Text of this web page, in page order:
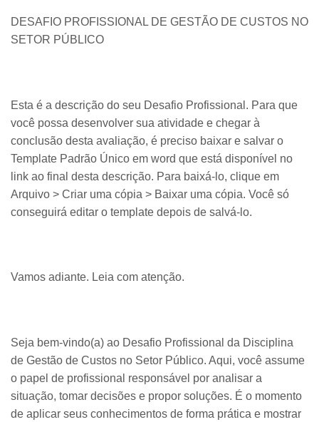
DESAFIO PROFISSIONAL DE GESTÃO DE CUSTOS NO
SETOR PÚBLICO
Esta é a descrição do seu Desafio Profissional. Para que
você possa desenvolver sua atividade e chegar à
conclusão desta avaliação, é preciso baixar e salvar o
Template Padrão Único em word que está disponível no
link ao final desta descrição. Para baixá-lo, clique em
Arquivo > Criar uma cópia > Baixar uma cópia. Você só
conseguirá editar o template depois de salvá-lo.
Vamos adiante. Leia com atenção.
Seja bem-vindo(a) ao Desafio Profissional da Disciplina
de Gestão de Custos no Setor Público. Aqui, você assume
o papel de profissional responsável por analisar a
situação, tomar decisões e propor soluções. É o momento
de aplicar seus conhecimentos de forma prática e mostrar